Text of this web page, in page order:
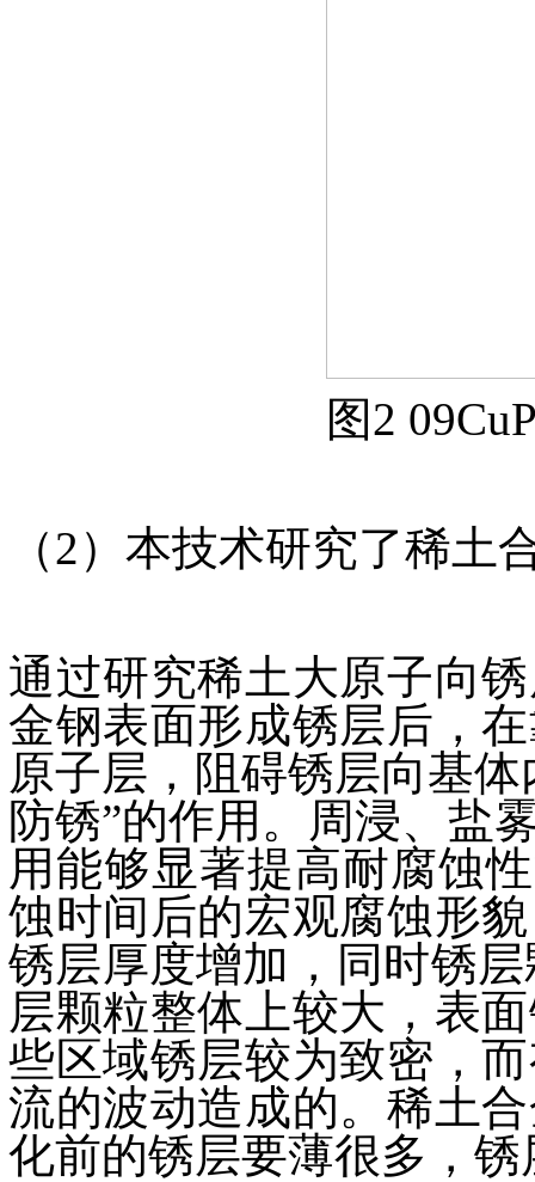
图2
（2）本技术研究了稀
通过研究稀土大原子向
金钢表面形成锈层后，
原子层，阻碍锈层向基
防锈”的作用。周浸、盐
用能够显著提高耐腐蚀
蚀时间后的宏观腐蚀形
锈层厚度增加，同时锈
层颗粒整体上较大，表
些区域锈层较为致密，
流的波动造成的。稀土
化前的锈层要薄很多，